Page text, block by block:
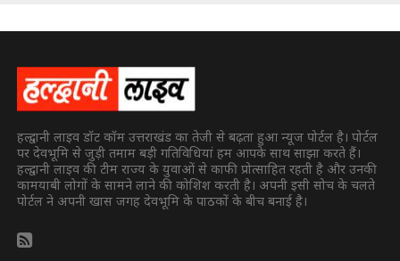
हल्द्वानी लाइव डॉट कॉम उत्तराखंड का तेजी से बढ़ता हुआ न्यूज पोर्टल है। पोर्टल
पर देवभूमि से जुड़ी तमाम बड़ी गतिविधियां हम आपके साथ साझा करते हैं।
हल्द्वानी लाइव की टीम राज्य के युवाओं से काफी प्रोत्साहित रहती है और उनकी
कामयाबी लोगों के सामने लाने की कोशिश करती है। अपनी इसी सोच के चलते
पोर्टल ने अपनी खास जगह देवभूमि के पाठकों के बीच बनाई है।